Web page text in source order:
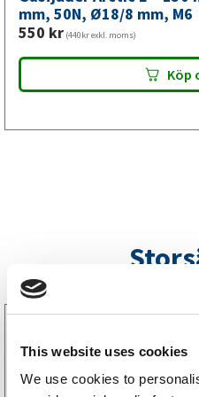
This website uses cookies
We use cookies to
mm,
M6
mängd
mm, 50N, Ø18/8 mm, M6
550 kr (440kr exkl. moms)
Köp
LGF Skylt Självhäftande